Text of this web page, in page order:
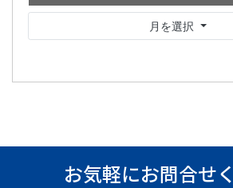
月を選択
お気軽にお問合せ